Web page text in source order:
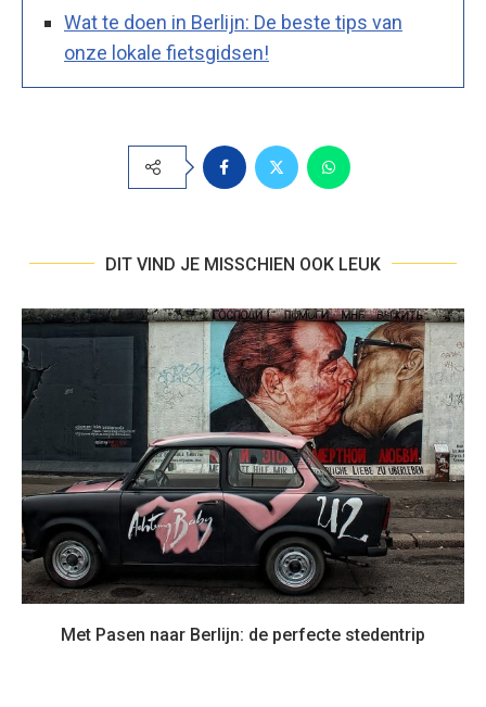
Wat te doen in Berlijn: De beste tips van
onze lokale fietsgidsen!
DIT VIND JE MISSCHIEN OOK LEUK
Met Pasen naar Berlijn: de perfecte stedentrip